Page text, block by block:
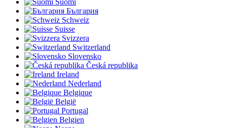
България
Schweiz
Suisse
Svizzera
Switzerland
Slovensko
Česká republika
Ireland
Nederland
Belgique
België
Portugal
Belgien